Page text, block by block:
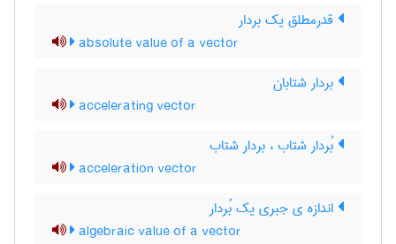
قدرمطلق یک بردار
absolute value of a vector
بردار شتابان
accelerating vector
بُردار شتاب ، بردار شتاب
acceleration vector
اندازه ی جبری یک بُردار
algebraic value of a vector